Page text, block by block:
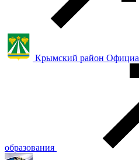
Крымский район
образования